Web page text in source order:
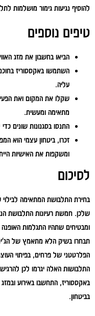
להוסיף נגיעות גימור מושלמות
טיפים נוספים
הביאו בחשבון את מזג
השתמשו באקססוריז
עליה.
שקלו את המקום ואת
מתאימה ומעשית.
התנסו בסגנונות שונים
זכרו, ביטחון עצמי הוא
ומשקפות את האישיות
לסיכום
בחירת התלבושת המתאימה
שלכן. חמשת רעיונות התלבושת
ומבטיחים שתהיו התגלמות
תבחרו בשיק הלא מתאמץ של
הפלרטטני של פרחים, בפיתוי
התלבושות האלה יגרמו לכן
באקססוריז, התחשבו באירוע
בביטחון.